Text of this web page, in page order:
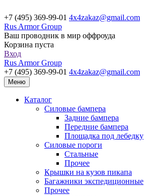
+7 (495) 369-99-01 4x4zakaz@gmail.com
Rus Armor Group
Ваш проводник в мир оффроуда
Корзина пуста
Вход
Rus Armor Group
+7 (495) 369-99-01 4x4zakaz@gmail.com
Меню
Каталог
Силовые бампера
Задние бампера
Передние бампера
Площадка под лебедку
Силовые пороги
Стальные
Прочее
Крышки на кузов пикапа
Багажники экспедиционные
Прочее